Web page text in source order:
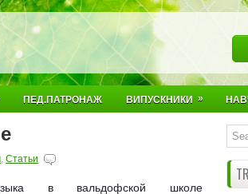
ПЕД.ПАТРОНАЖ ВИПУСКНИКИ »
, Статьи
в вальдофской школе